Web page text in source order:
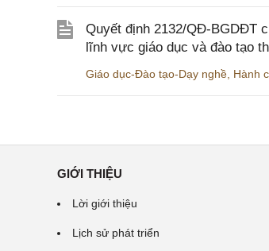
Quyết định 2132/QĐ-BGDĐT
lĩnh vực giáo dục và đào tạo
Giáo dục-Đào tạo-Dạy nghề Hành
GIỚI THIỆU
Lời giới thiệu
Lịch sử phát triển